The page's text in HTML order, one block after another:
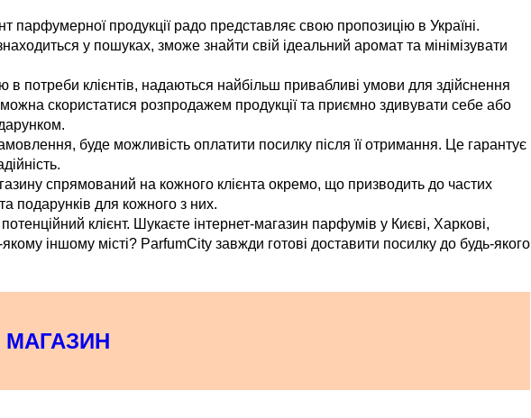
парфумерної продукції радо представляє свою пропозицію в Україні.
у пошуках, зможе знайти свій ідеальний аромат та мінімізувати
потреби клієнтів, надаються найбільш привабливі умови для здійснення
скористатися розпродажем продукції та приємно здивувати себе або
буде можливість оплатити посилку після її отримання. Це гарантує
спрямований на кожного клієнта окремо, що призводить до частих
подарунків для кожного з них.
клієнт. Шукаєте інтернет-магазин парфумів у Києві, Харкові,
якому іншому місті? ParfumCity завжди готові доставити посилку до будь-якого
МАГАЗИН